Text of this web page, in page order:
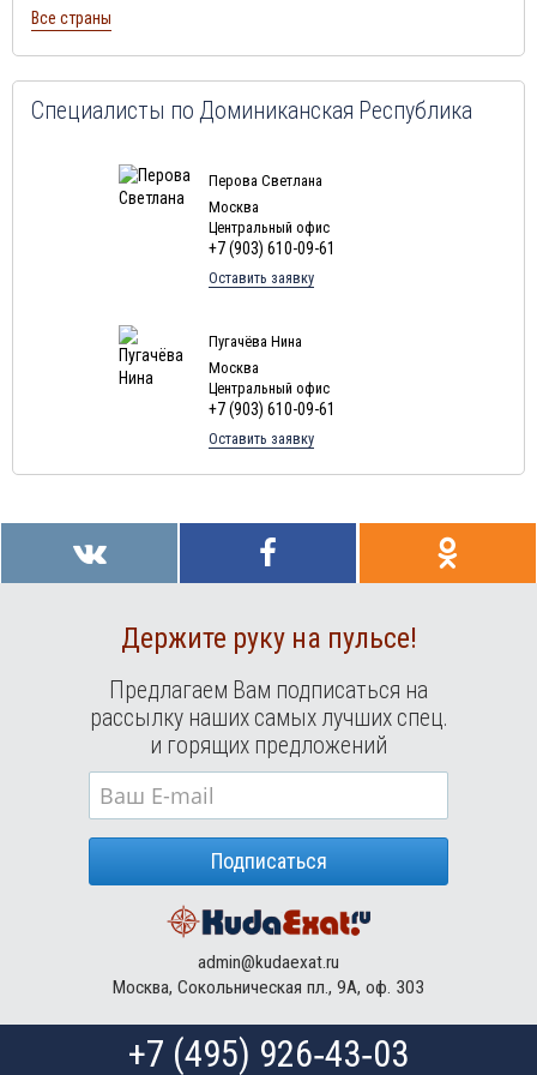
Туры в Тунис в августе
Туры в Норвегию в августе
Туры в Мексику в августе
Туры в Кубу в августе
Туры в Грецию в августе
Туры в Мальдивы в августе
Туры в Маврикий в августе
Все страны
Специалисты по Доминиканская Республика
Перова Светлана
Москва
Центральный офис
+7 (903) 610-09-61
Оставить заявку
Пугачёва Нина
Москва
Центральный офис
+7 (903) 610-09-61
Оставить заявку
Держите руку на пульсе!
Предлагаем Вам подписаться на
рассылку наших самых лучших спец.
и горящих предложений
Подписаться
admin@kudaexat.ru
Москва, Сокольническая пл., 9А, оф. 303
+7 (495) 926‑43‑03